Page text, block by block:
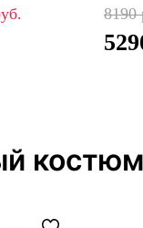
8190
костюм